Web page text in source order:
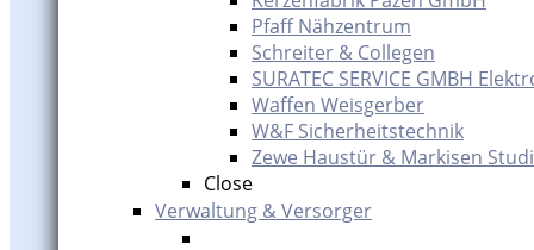
Pfaff Nähzentrum
Schreiter & Collegen
SURATEC SERVICE GMBH
Waffen Weisgerber
W&F Sicherheitstechnik
Zewe Haustür & Markisen
Close
Verwaltung & Versorger